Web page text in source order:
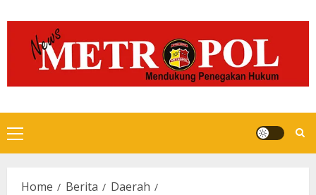
to
content
Primary
Menu
Home Berita
Daerah